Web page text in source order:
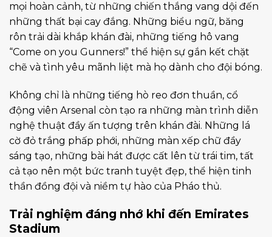
mọi hoàn cảnh, từ những chiến thắng vang dội đến
những thất bại cay đắng. Những biểu ngữ, băng
rôn trải dài khắp khán đài, những tiếng hô vang
“Come on you Gunners!” thể hiện sự gắn kết chặt
chẽ và tình yêu mãnh liệt mà họ dành cho đội bóng.
Không chỉ là những tiếng hò reo đơn thuần, cổ
động viên Arsenal còn tạo ra những màn trình diễn
nghệ thuật đầy ấn tượng trên khán đài. Những lá
cờ đỏ trắng phấp phới, những màn xếp chữ đầy
sáng tạo, những bài hát được cất lên từ trái tim, tất
cả tạo nên một bức tranh tuyệt đẹp, thể hiện tinh
thần đồng đội và niềm tự hào của Pháo thủ.
Trải nghiệm đáng nhớ khi đến Emirates
Stadium